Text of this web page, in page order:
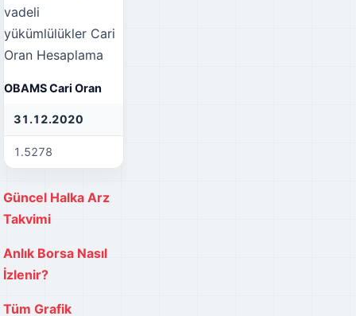
vadeli
yükümlülükler Cari
Oran Hesaplama
OBAMS Cari Oran
31.12.2020
1.5278
Güncel Halka Arz
Takvimi
Anlık Borsa Nasıl
İzlenir?
Tüm Grafik